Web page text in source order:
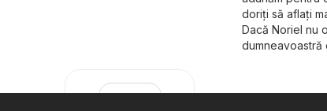
doriți să aflați
Dacă Noriel nu
dumneavoastră